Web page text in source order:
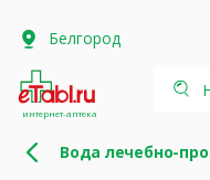
Белгород
интернет-аптека
Вода лечебно-